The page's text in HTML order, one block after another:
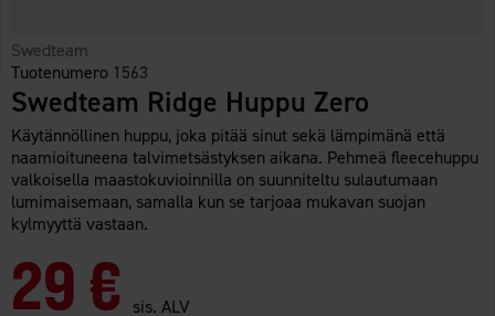
Swedteam
Tuotenumero 1563
Swedteam Ridge Huppu Zero
Käytännöllinen huppu, joka pitää sinut sekä lämpimänä että
naamioituneena talvimetsästyksen aikana. Pehmeä fleecehuppu
valkoisella maastokuvioinnilla on suunniteltu sulautumaan
lumimaisemaan, samalla kun se tarjoaa mukavan suojan
kylmyyttä vastaan.
29 € sis. ALV